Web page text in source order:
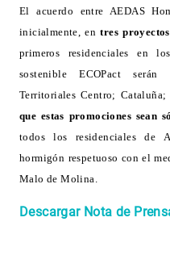
El acuerdo entre AEDAS
inicialmente, entres
primeros residenciales en
sostenible ECOPact
Territoriales Centro;
que estas promociones sean
todos los residenciales de
hormigón respetuoso con el
Malo de Molina.
Descargar Nota de